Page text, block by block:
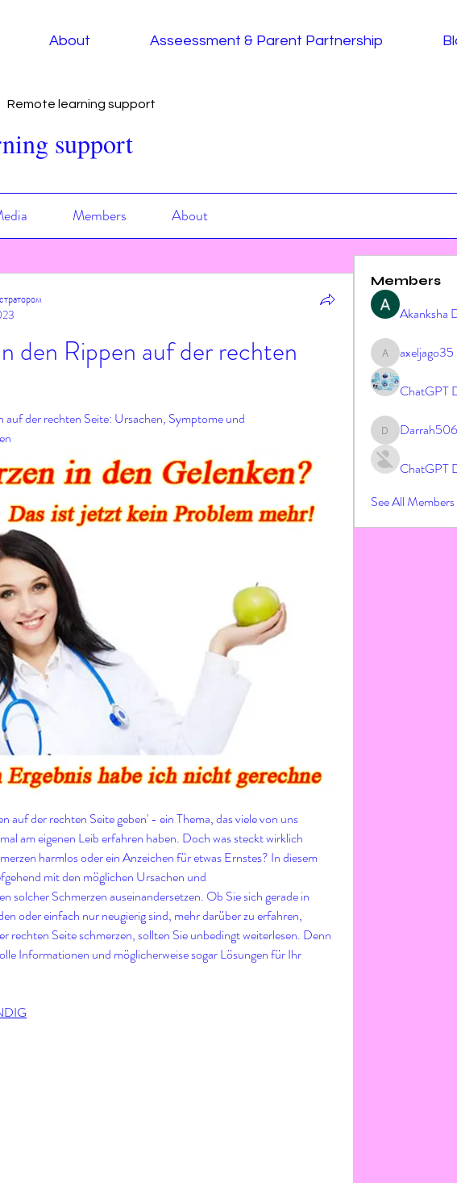
About Asseessment & Parent Partnership
Remote learning support
support
Members About
den Rippen auf der rechten
auf der rechten Seite: Ursachen, Symptome und
auf der rechten Seite geben' - ein Thema, das viele von uns
am eigenen Leib erfahren haben. Doch was steckt wirklich
harmlos oder ein Anzeichen für etwas Ernstes? In diesem
mit den möglichen Ursachen und
solcher Schmerzen auseinandersetzen. Ob Sie sich gerade in
oder einfach nur neugierig sind, mehr darüber zu erfahren,
rechten Seite schmerzen, sollten Sie unbedingt weiterlesen. Denn
Informationen und möglicherweise sogar Lösungen für Ihr
Members
Akanksha
axeljago35
axeljago35
ChatGPT
Darrah50663
ChatGPT
See All